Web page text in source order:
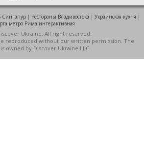
Сингапур| Рестораны Владивостока | Украинская кухня |
метро Рима интерактивная
Ukraine. All right reserved.
reproduced without our written permission. The
owned by Discover Ukraine LLC.